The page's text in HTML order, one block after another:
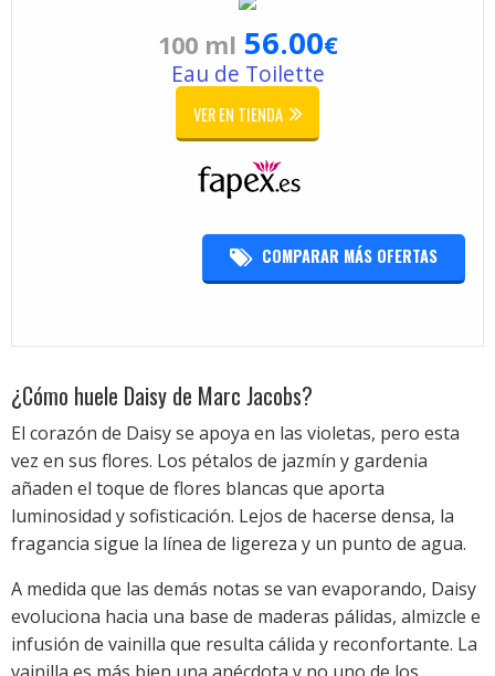
100 ml 56.00€
Eau de Toilette
VER EN TIENDA
COMPARAR MÁS OFERTAS
¿Cómo huele Daisy de Marc Jacobs?
El corazón de Daisy se apoya en las violetas, pero esta
vez en sus flores. Los pétalos de jazmín y gardenia
añaden el toque de flores blancas que aporta
luminosidad y sofisticación. Lejos de hacerse densa, la
fragancia sigue la línea de ligereza y un punto de agua.
A medida que las demás notas se van evaporando, Daisy
evoluciona hacia una base de maderas pálidas, almizcle e
infusión de vainilla que resulta cálida y reconfortante. La